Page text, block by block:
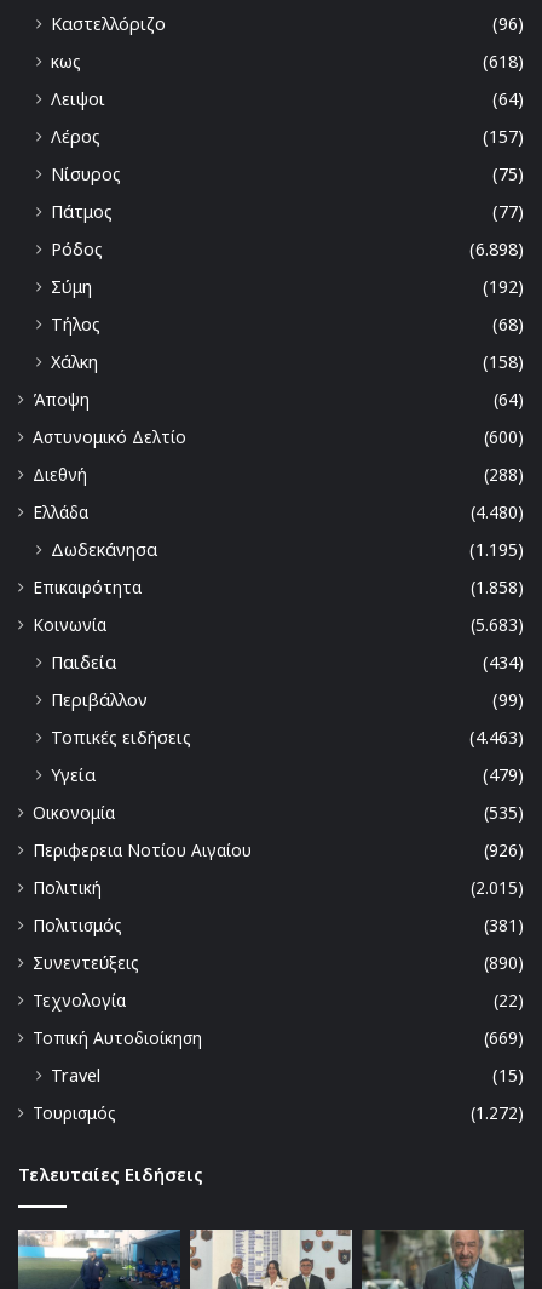
Καστελλόριζο
(96)
κως
(618)
Λειψοι
(64)
Λέρος
(157)
Νίσυρος
(75)
Πάτμος
(77)
Ρόδος
(6.898)
Σύμη
(192)
Τήλος
(68)
Χάλκη
(158)
Άποψη
(64)
Αστυνομικό Δελτίο
(600)
Διεθνή
(288)
Ελλάδα
(4.480)
Δωδεκάνησα
(1.195)
Επικαιρότητα
(1.858)
Κοινωνία
(5.683)
Παιδεία
(434)
Περιβάλλον
(99)
Τοπικές ειδήσεις
(4.463)
Υγεία
(479)
Οικονομία
(535)
Περιφερεια Νοτίου Αιγαίου
(926)
Πολιτική
(2.015)
Πολιτισμός
(381)
Συνεντεύξεις
(890)
Τεχνολογία
(22)
Τοπική Αυτοδιοίκηση
(669)
Travel
(15)
Τουρισμός
(1.272)
Τελευταίες Ειδήσεις